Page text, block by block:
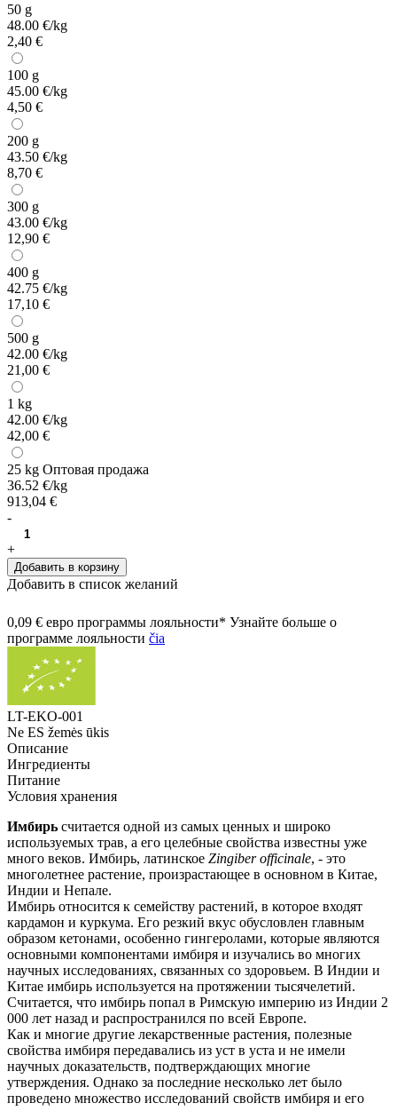
50 g
48.00 €/kg
2,40 €
100 g
45.00 €/kg
4,50 €
200 g
43.50 €/kg
8,70 €
300 g
43.00 €/kg
12,90 €
400 g
42.75 €/kg
17,10 €
500 g
42.00 €/kg
21,00 €
1 kg
42.00 €/kg
42,00 €
25 kg Оптовая продажа
36.52 €/kg
913,04 €
-
+
Добавить в корзину
Добавить в список желаний
0,09 € евро программы лояльности* Узнайте больше о
программе лояльности čia
LT-EKO-001
Ne ES žemės ūkis
Описание
Ингредиенты
Питание
Условия хранения
Имбирь считается одной из самых ценных и широко
используемых трав, а его целебные свойства известны уже
много веков. Имбирь, латинское Zingiber officinale, - это
многолетнее растение, произрастающее в основном в Китае,
Индии и Непале.
Имбирь относится к семейству растений, в которое входят
кардамон и куркума. Его резкий вкус обусловлен главным
образом кетонами, особенно гингеролами, которые являются
основными компонентами имбиря и изучались во многих
научных исследованиях, связанных со здоровьем. В Индии и
Китае имбирь используется на протяжении тысячелетий.
Считается, что имбирь попал в Римскую империю из Индии 2
000 лет назад и распространился по всей Европе.
Как и многие другие лекарственные растения, полезные
свойства имбиря передавались из уст в уста и не имели
научных доказательств, подтверждающих многие
утверждения. Однако за последние несколько лет было
проведено множество исследований свойств имбиря и его